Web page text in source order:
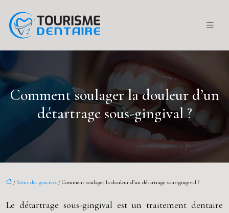
Comment soulager la douleur d’un
détartrage sous-gingival ?
/ Soins des gencives / Comment soulager la douleur d’un détartrage sous-gingival ?
Le détartrage sous-gingival est un traitement dentaire